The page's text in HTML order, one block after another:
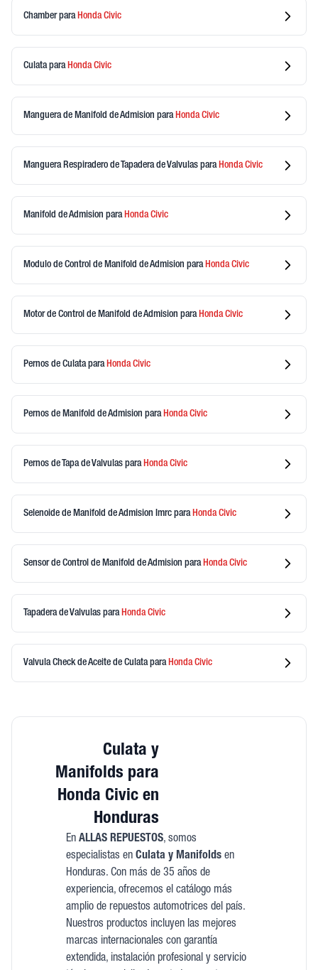
Chamberpara HondaCivic
Culatapara HondaCivic
Manguera de Manifold de Admision para HondaCivic
Manguera Respiradero de Tapadera de Valvulas para HondaCivic
Manifold de Admision para HondaCivic
Modulo de Control de Manifold de Admision para HondaCivic
Motor de Control de Manifold de Admision para HondaCivic
Pernos de Culatapara HondaCivic
Pernos de Manifold de Admision para HondaCivic
Pernos de Tapa de Valvulas para HondaCivic
Selenoide de Manifold de Admision Imrc para HondaCivic
Sensor de Control de Manifold de Admision para HondaCivic
Tapadera de Valvulas para HondaCivic
Valvula Check de Aceite de Culatapara HondaCivic
Culata y
Manifolds para
Honda Civic en
Honduras
En ALLAS REPUESTOS, somos
especialistas en Culata y Manifoldsen
Honduras. Con más de 35 años de
experiencia, ofrecemos el catálogo más
amplio de repuestos automotrices del país.
Nuestros productos incluyen las mejores
marcas internacionales con garantía
extendida, instalación profesional y servicio